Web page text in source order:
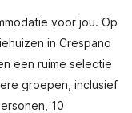
voor jou. Op
in Crespano
een ruime selectie
groepen, inclusief
10